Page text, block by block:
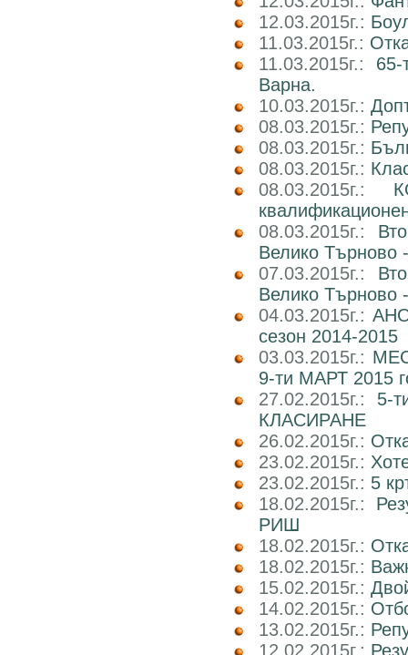
12.03.2015г.:
11.03.2015г.:
11.03.2015г.:
Варна.
10.03.2015г.:
08.03.2015г.:
08.03.2015г.:
08.03.2015г.:
08.03.2015г.:
08.03.2015г.:
Велико Търново
07.03.2015г.:
Велико Търново
04.03.2015г.:
сезон 2014-2015
03.03.2015г.:
9-ти МАРТ 2015
27.02.2015г.: 5-
КЛАСИРАНЕ
26.02.2015г.:
23.02.2015г.:
23.02.2015г.: 5
18.02.2015г.:
РИШ
18.02.2015г.:
18.02.2015г.:
15.02.2015г.:
14.02.2015г.:
13.02.2015г.:
12.02.2015г.: